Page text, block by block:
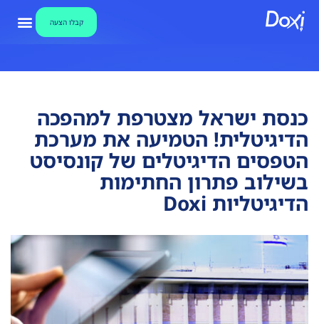
קבלו הצעה
כנסת ישראל מצטרפת למהפכה
הדיגיטלית! הטמיעה את מערכת
הטפסים הדיגיטלים של קונסיסט
בשילוב פתרון החתימות
הדיגיטליות Doxi